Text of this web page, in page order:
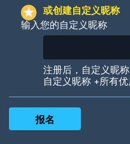
或创建自定义昵称
输入您的自定义昵称
注册后，自定义昵
自定义昵称 +所有优